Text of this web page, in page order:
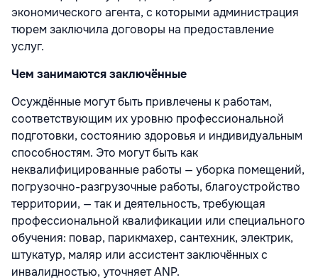
экономического агента, с которыми администрация
тюрем заключила договоры на предоставление
услуг.
Чем занимаются заключённые
Осуждённые могут быть привлечены к работам,
соответствующим их уровню профессиональной
подготовки, состоянию здоровья и индивидуальным
способностям. Это могут быть как
неквалифицированные работы — уборка помещений,
погрузочно-разгрузочные работы, благоустройство
территории, — так и деятельность, требующая
профессиональной квалификации или специального
обучения: повар, парикмахер, сантехник, электрик,
штукатур, маляр или ассистент заключённых с
инвалидностью, уточняет АNP.